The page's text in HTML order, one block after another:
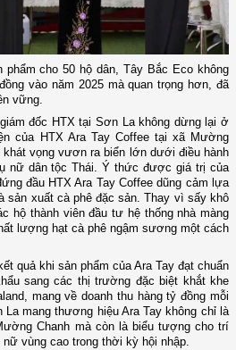
phẩm cho 50 hộ dân, Tây Bắc Eco không
vào năm 2025 mà quan trọng hơn, đã
vững.
đốc HTX tại Sơn La không dừng lại ở
của HTX Ara Tay Coffee tại xã Mường
vọng vươn ra biển lớn dưới điều hành
nữ dân tộc Thái. Ý thức được giá trị của
đầu HTX Ara Tay Coffee dũng cảm lựa
sản xuất cà phê đặc sản. Thay vì sấy khô
hộ thành viên đầu tư hệ thống nhà màng
lượng hạt cà phê ngậm sương một cách
quả khi sản phẩm của Ara Tay đạt chuẩn
sang các thị trường đặc biệt khắt khe
mang về doanh thu hàng tỷ đồng mỗi
mang thương hiệu Ara Tay không chỉ là
Chanh mà còn là biểu tượng cho trí
vùng cao trong thời kỳ hội nhập.